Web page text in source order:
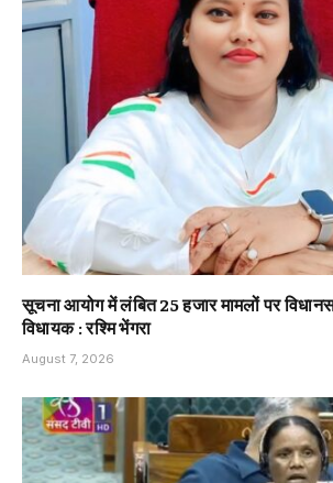
सूचना आयोग में लंबित 25 हजार मामलों पर
विधायक : रश्मि भेंगरा
August 7, 2026